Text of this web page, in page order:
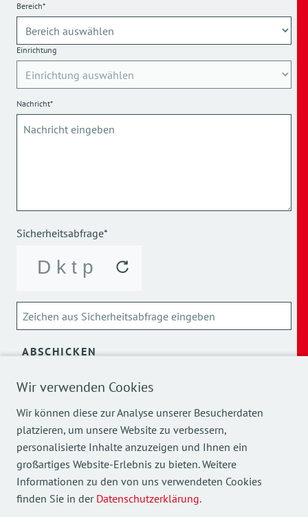
Wir verwenden Cookies
Wir können diese zur Analyse unserer Besucherdaten
platzieren, um unsere Website zu verbessern,
personalisierte Inhalte anzuzeigen und Ihnen ein
großartiges Website-Erlebnis zu bieten. Weitere
Informationen zu den von uns verwendeten Cookies
finden Sie in der Datenschutzerklärung.
Bereich*
Einrichtung
Nachricht*
Sicherheitsabfrage*
ABSCHICKEN
Über die Verarbeitung meiner personenbezogenen Daten
Mehr Einblicke in unsere Arbeit finden Sie auch auf